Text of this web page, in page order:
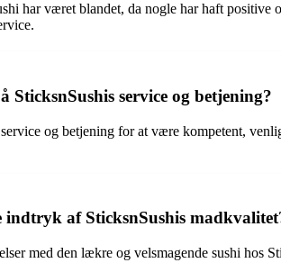
har været blandet, da nogle har haft
service og betjening?
og betjening for at være kompetent,
indtryk af SticksnSushis
med den lækre og velsmagende sushi hos